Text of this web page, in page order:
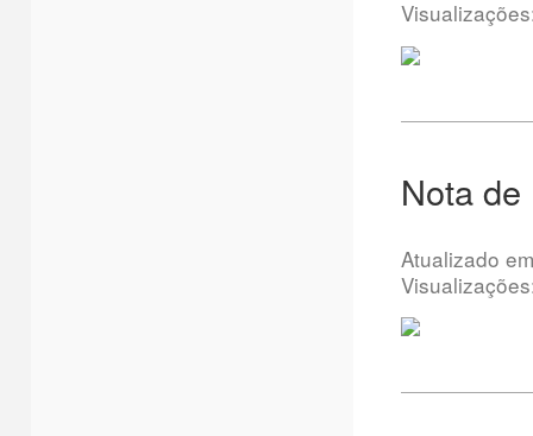
Nota de
Atualizado